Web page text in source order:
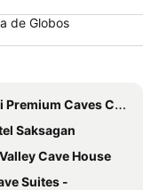
de Globos
Caves Cappadocia
Saksagan
Cave House
Suites -